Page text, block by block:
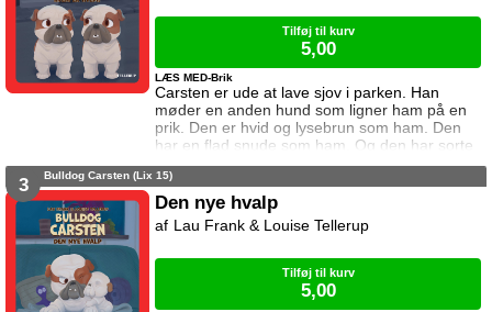
Carsten er ude at lave sjov i parken. Han
møder en anden hund som ligner ham på en
prik. Den er hvid og lysebrun som ham. Den
har en flad snude som ham. Og den har sorte
pletter på maven som ham. De to hunde leger
sammen hele dagen. Men da de skal sige
farvel, kan de ikke finde ud af hvem der bor
hvor ... og hvem der er hvem. a
href="https://tellerup.com/bog/4912/"Denne
LÆS MED-Brik
Tilføj til kurv
5,00
3 Bulldog Carsten (Lix 15)
Den nye hvalp
Lau Frank & Louise Tellerup
Tilføj til kurv
5,00